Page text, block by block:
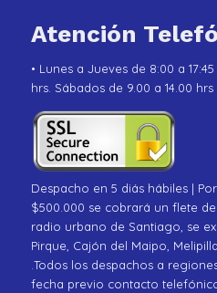
Atención
• Lunes a Jueves de 8:00 a
hrs. Sábados de 9.00 a 14.00 hrs
Despacho en 5 diás hábiles |
$500.000 se cobrará un flete
radio urbano de Santiago, se
Pirque, Cajón del Maipo,
.Todos los despachos a
fecha previo contacto